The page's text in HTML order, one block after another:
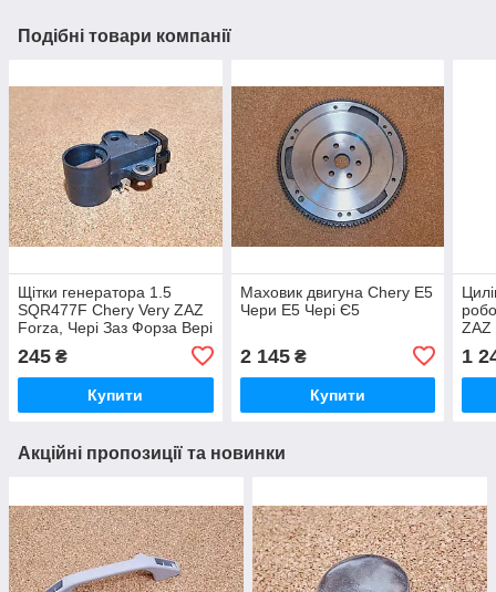
Подібні товари компанії
Щітки генератора 1.5
SQR477F Chery Very ZAZ
Forza, Чері Заз Форза Вері
245 ₴
Купити
Маховик двигуна Chery Е5
Чери Е5 Чері Є5
2 145₴
Купити
ZAZ
1
Акційні пропозиції та новинки